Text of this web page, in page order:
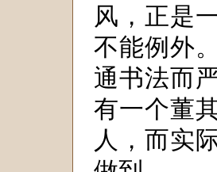
风，正是
不能例外
通书法而
有一个董
人，而实